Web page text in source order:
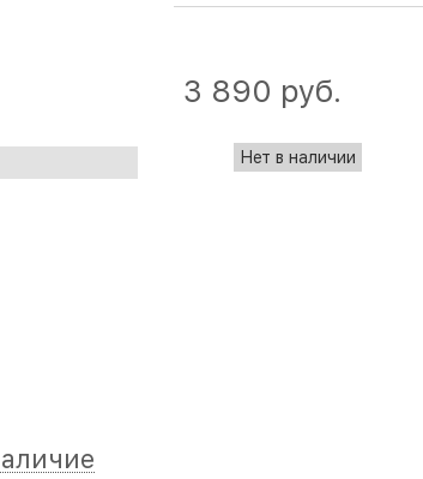
3 890 руб.
Нет в наличии